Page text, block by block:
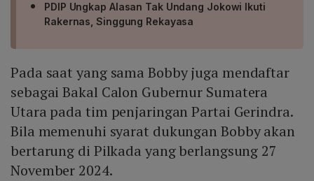
PDIP Ungkap Alasan Tak Undang Jokowi Ikuti
Rakernas, Singgung Rekayasa
Pada saat yang sama Bobby juga mendaftar
sebagai Bakal Calon Gubernur Sumatera
Utara pada tim penjaringan Partai Gerindra.
Bila memenuhi syarat dukungan Bobby akan
bertarung di Pilkada yang berlangsung 27
November 2024.